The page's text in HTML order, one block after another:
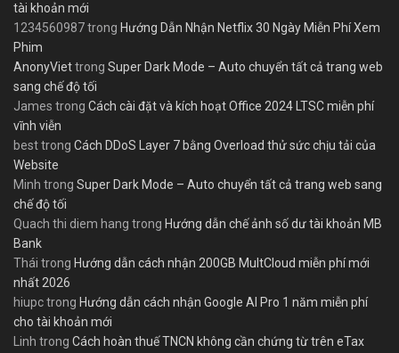
tài khoản mới
1234560987trong Hướng Dẫn Nhận Netflix 30 Ngày Miễn Phí Xem
Phim
AnonyViettrong Super Dark Mode – Auto chuyển tất cả trang web
sang chế độ tối
James trong Cách cài đặt và kích hoạt Office 2024 LTSC miễn phí
vĩnh viễn
besttrong Cách DDoS Layer 7 bằng Overload thử sức chịu tải của
Website
Minh trong Super Dark Mode – Auto chuyển tất cả trang web sang
chế độ tối
Quach thi diem hang trong Hướng dẫn chế ảnh số dư tài khoản MB
Bank
Thái trong Hướng dẫn cách nhận 200GB MultCloud miễn phí mới
nhất 2026
hiupctrong Hướng dẫn cách nhận Google AI Pro 1 năm miễn phí
cho tài khoản mới
Linh trong Cách hoàn thuế TNCN không cần chứng từ trên eTax